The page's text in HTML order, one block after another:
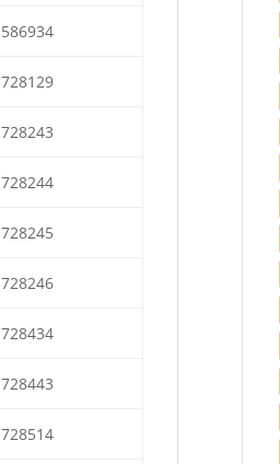
586934
728129
728243
728244
728245
728246
728434
728443
728514